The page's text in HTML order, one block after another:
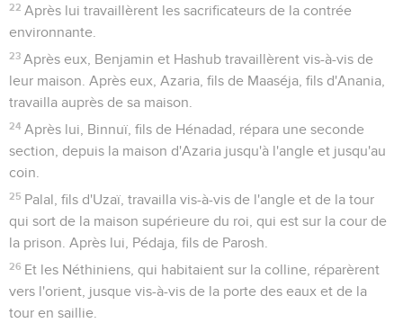
22 Après lui travaillèrent les sacrificateurs de la contrée
environnante.
23 Après eux, Benjamin et Hashub travaillèrent vis-à-vis de
leur maison. Après eux, Azaria, fils de Maaséja, fils d'Anania,
travailla auprès de sa maison.
24 Après lui, Binnuï, fils de Hénadad, répara une seconde
section, depuis la maison d'Azaria jusqu'à l'angle et jusqu'au
coin.
25 Palal, fils d'Uzaï, travailla vis-à-vis de l'angle et de la tour
qui sort de la maison supérieure du roi, qui est sur la cour de
la prison. Après lui, Pédaja, fils de Parosh.
26 Et les Néthiniens, qui habitaient sur la colline, réparèrent
vers l'orient, jusque vis-à-vis de la porte des eaux et de la
tour en saillie.